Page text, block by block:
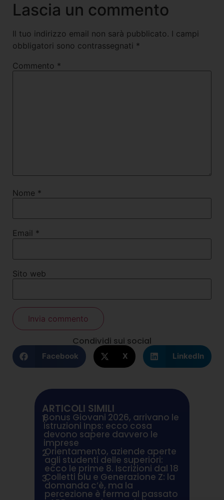
Lascia un commento
Il tuo indirizzo email non sarà pubblicato. I campi
obbligatori sono contrassegnati *
Commento *
Nome *
Email *
Sito web
Condividi sui social
Facebook X LinkedIn
ARTICOLI SIMILI
1.
Bonus Giovani 2026, arrivano le
istruzioni Inps: ecco cosa
devono sapere davvero le
imprese
2.
Orientamento, aziende aperte
agli studenti delle superiori:
ecco le prime 8. Iscrizioni dal 18
3.
Colletti blu e Generazione Z: la
domanda c’è, ma la
percezione è ferma al passato